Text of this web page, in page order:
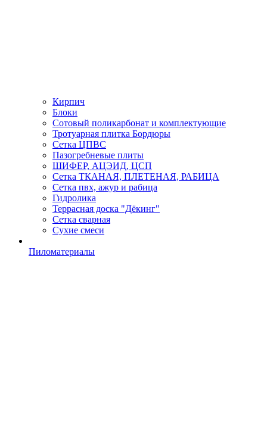
Кирпич
Блоки
Сотовый поликарбонат и комплектующие
Тротуарная плитка Бордюры
Сетка ЦПВС
Пазогребневые плиты
ШИФЕР, АЦЭИД, ЦСП
Сетка ТКАНАЯ, ПЛЕТЕНАЯ, РАБИЦА
Сетка пвх, ажур и рабица
Гидролика
Террасная доска "Дёкинг"
Сетка сварная
Сухие смеси
Пиломатериалы